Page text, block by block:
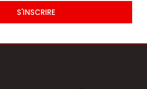
S'INSCRIRE